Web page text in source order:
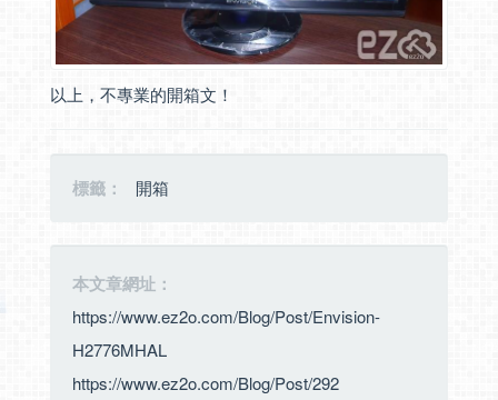
以上，不專業的開箱文！
標籤： 開箱
本文章網址：
https://www.ez2o.com/Blog/Post/Envision-
H2776MHAL
https://www.ez2o.com/Blog/Post/292